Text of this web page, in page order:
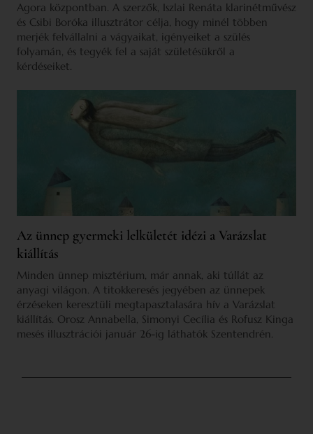
Agora központban. A szerzők, Iszlai Renáta klarinétművész
és Csibi Boróka illusztrátor célja, hogy minél többen
merjék felvállalni a vágyaikat, igényeiket a szülés
folyamán, és tegyék fel a saját születésükről a
kérdéseiket.
Az ünnep gyermeki lelkületét idézi a Varázslat
kiállítás
Minden ünnep misztérium, már annak, aki túllát az
anyagi világon. A titokkeresés jegyében az ünnepek
érzéseken keresztüli megtapasztalasára hív a Varázslat
kiállítás. Orosz Annabella, Simonyi Cecília és Rofusz Kinga
mesés illusztrációi január 26-ig láthatók Szentendrén.